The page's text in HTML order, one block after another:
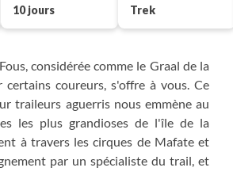
considérée comme le Graal de la
certains coureurs, s'offre à vous. Ce
traileurs aguerris nous emmène au
les plus grandioses de l'île de la
à travers les cirques de Mafate et
par un spécialiste du trail, et
10 jours Trek